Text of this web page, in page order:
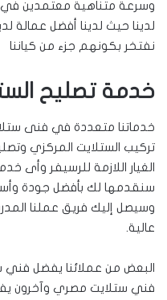
وسرعة متناهية معتمدين في
لدينا حيث لدينا أفضل عمالة
نفتخر بكونهم جزء من كياننا
خدمة تصليح
خدماتنا متعددة في فنى
تركيب الستلايت المركزي
الغيار اللازمة للرسيفر وأى
سنقدمها لك بأفضل جودة
وسيصل إليك فريق عملنا
عالية.
البعض من عملائنا يفضل
فني ستلايت مصري وآخرون